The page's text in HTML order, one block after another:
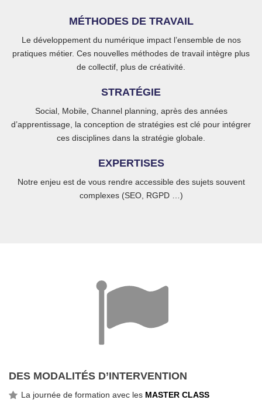
MÉTHODES DE TRAVAIL
Le développement du numérique impact l’ensemble de nos
pratiques métier. Ces nouvelles méthodes de travail intègre plus
de collectif, plus de créativité.
STRATÉGIE
Social, Mobile, Channel planning, après des années
d’apprentissage, la conception de stratégies est clé pour intégrer
ces disciplines dans la stratégie globale.
EXPERTISES
Notre enjeu est de vous rendre accessible des sujets souvent
complexes (SEO, RGPD …)
DES MODALITÉS D’INTERVENTION
La journée de formation avec les MASTER CLASS